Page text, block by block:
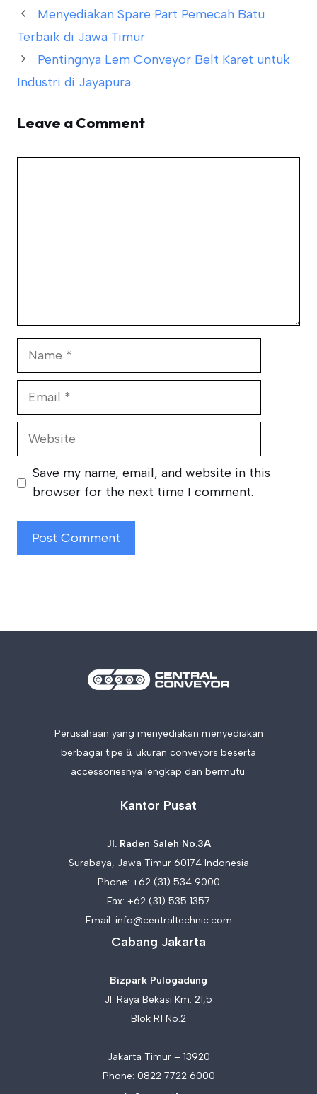
Menyediakan Spare Part Pemecah Batu
Terbaik di Jawa Timur
Pentingnya Lem Conveyor Belt Karet untuk
Industri di Jayapura
Leave a Comment
Website
Save my name, email, and website in this
browser for the next time I comment.
Perusahaan yang menyediakan menyediakan
berbagai tipe & ukuran conveyors beserta
accessoriesnya lengkap dan bermutu.
Kantor Pusat
Jl. Raden Saleh No.3A
Surabaya, Jawa Timur 60174 Indonesia
Phone: +62 (31) 534 9000
Fax: +62 (31) 535 1357
Email: info@centraltechnic.com
Cabang Jakarta
Bizpark Pulogadung
Jl. Raya Bekasi Km. 21,5
Blok R1 No.2
Jakarta Timur – 13920
Phone: 0822 7722 6000